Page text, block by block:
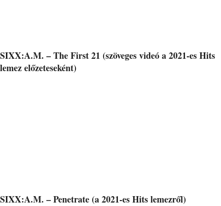
SIXX:A.M. – The First 21 (szöveges videó a 2021-es Hits
lemez előzeteseként)
SIXX:A.M. – Penetrate (a 2021-es Hits lemezről)